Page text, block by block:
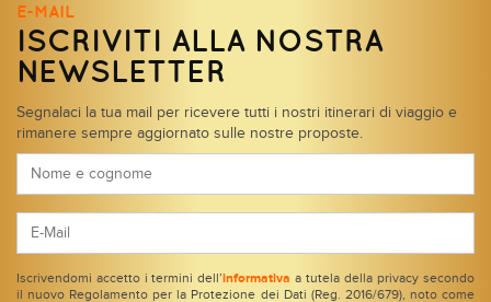
E-MAIL
ISCRIVITI ALLA NOSTRA
NEWSLETTER
Segnalaci la tua mail per ricevere tutti i nostri itinerari di viaggio e
rimanere sempre aggiornato sulle nostre proposte.
Iscrivendomi accetto i termini dell’ informativa a tutela della privacy secondo
il nuovo Regolamento per la Protezione dei Dati (Reg. 2016/679), noto come